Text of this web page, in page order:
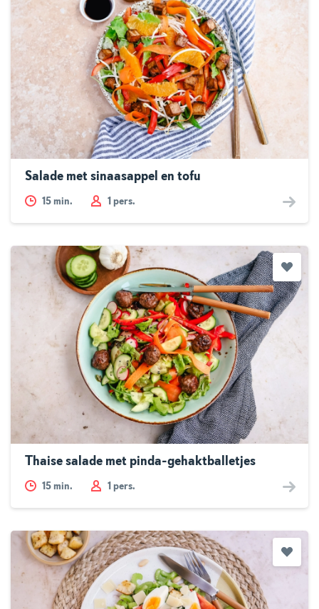
Salade met sinaasappel en tofu
15 min. 1 pers.
Thaise salade met pinda-gehaktballetjes
15 min. 1 pers.